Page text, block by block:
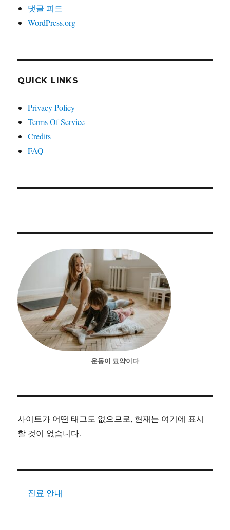
댓글 피드
WordPress.org
QUICK LINKS
Privacy Policy
Terms Of Service
Credits
FAQ
운동이 묘약이다
사이트가 어떤 태그도 없으므로, 현재는 여기에 표시
할 것이 없습니다.
진료 안내